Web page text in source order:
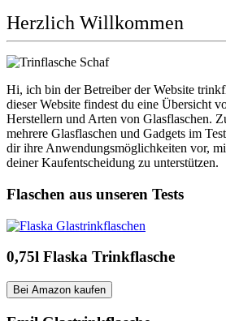
Herzlich Willkommen
Hi, ich bin der Betreiber der Website
dieser Website findest du eine Übersicht
Herstellern und Arten von Glasflaschen.
mehrere Glasflaschen und Gadgets im
dir ihre Anwendungsmöglichkeiten vor,
deiner Kaufentscheidung zu unterstützen.
Flaschen aus unseren Tests
0,75l Flaska Trinkflasche
Bei Amazon kaufen